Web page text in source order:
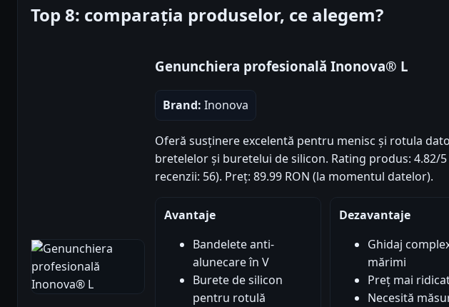
Top 8: comparația produselor, ce alegem?
Genunchiera profesională Inonova® L
Brand: Inonova
Oferă susținere excelentă pentru menisc și rotula
bretelelor și buretelui de silicon. Rating produs: 4.82/5
recenzii: 56). Preț: 89.99 RON (la momentul datelor).
Avantaje
Bandelete anti-
alunecare în V
Burete de silicon
pentru rotulă
Dezavantaje
Ghidaj
mărimi
Preț mai
Necesită